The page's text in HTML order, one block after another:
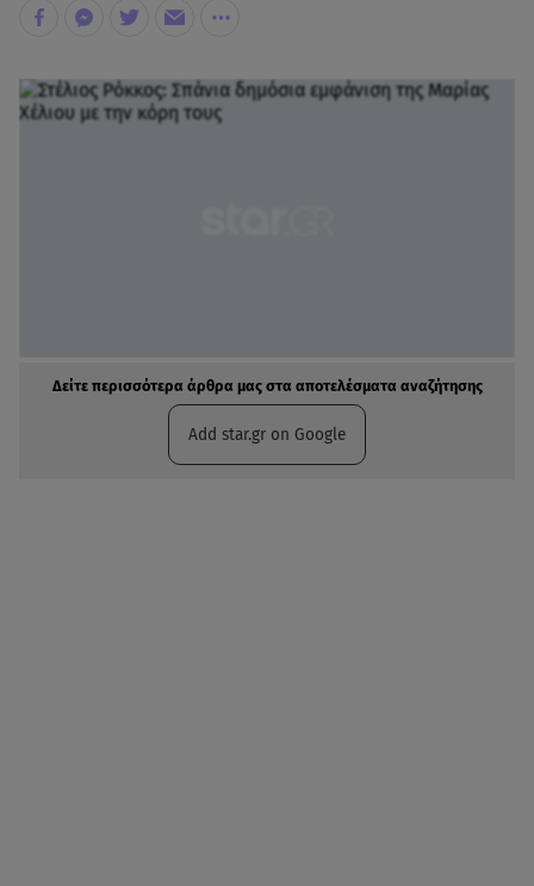
Δείτε περισσότερα άρθρα μας στα αποτελέσματα αναζήτησης
Add star.gr on Google